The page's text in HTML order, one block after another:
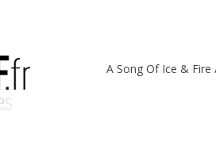
A Song Of Ice &